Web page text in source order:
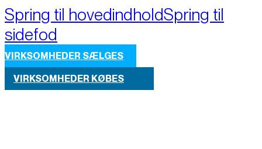
Spring til hovedindholdSpring til
sidefod
VIRKSOMHEDER SÆLGES
VIRKSOMHEDER KØBES